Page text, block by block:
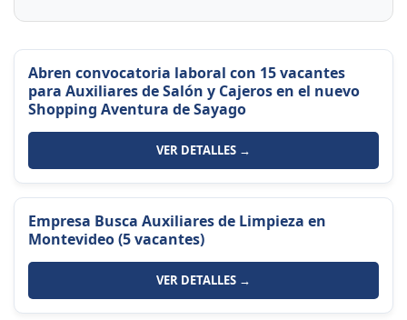
Abren convocatoria laboral con 15 vacantes
para Auxiliares de Salón y Cajeros en el nuevo
Shopping Aventura de Sayago
VER DETALLES →
Empresa Busca Auxiliares de Limpieza en
Montevideo (5 vacantes)
VER DETALLES →